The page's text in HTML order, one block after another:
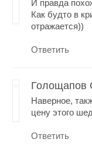
И правда
Как будто в
отражается))
Ответить
Голощапов
Наверное,
цену этого
Ответить